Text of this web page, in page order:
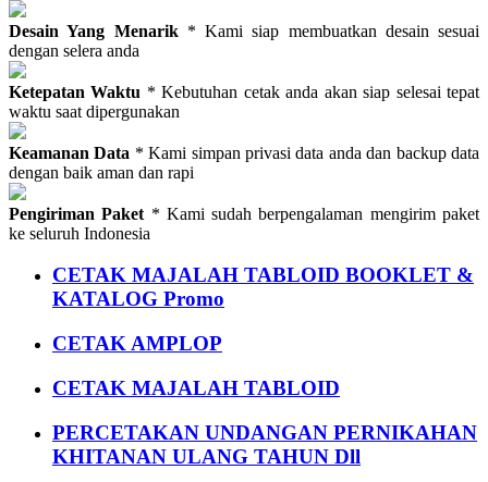
Desain Yang Menarik* Kami siap membuatkan desain sesuai
dengan selera anda
Ketepatan Waktu * Kebutuhan cetak anda akan siap selesai tepat
waktu saat dipergunakan
Keamanan Data * Kami simpan privasi data anda dan backup data
dengan baik aman dan rapi
Pengiriman Paket * Kami sudah berpengalaman mengirim paket
ke seluruh Indonesia
CETAK MAJALAH TABLOID BOOKLET &
KATALOG Promo
CETAK AMPLOP
CETAK MAJALAH TABLOID
PERCETAKAN UNDANGAN PERNIKAHAN
KHITANAN ULANG TAHUN Dll